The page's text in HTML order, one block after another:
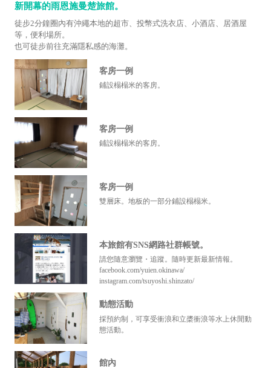
新開幕的雨恩施曼楚旅館。
徒步2分鐘圈內有沖繩本地的超市、投幣式洗衣店、小酒店、居酒屋
等，便利場所。
也可徒步前往充滿隱私感的海灘。
客房一例
鋪設榻榻米的客房。
客房一例
鋪設榻榻米的客房。
客房一例
雙層床。地板的一部分鋪設榻榻米。
本旅館有SNS網路社群帳號。
請您隨意瀏覽・追蹤。隨時更新最新情報。
facebook.com/yuien.okinawa/
instagram.com/tsuyoshi.shinzato/
動態活動
採預約制，可享受衝浪和立槳衝浪等水上休閒動
態活動。
館內